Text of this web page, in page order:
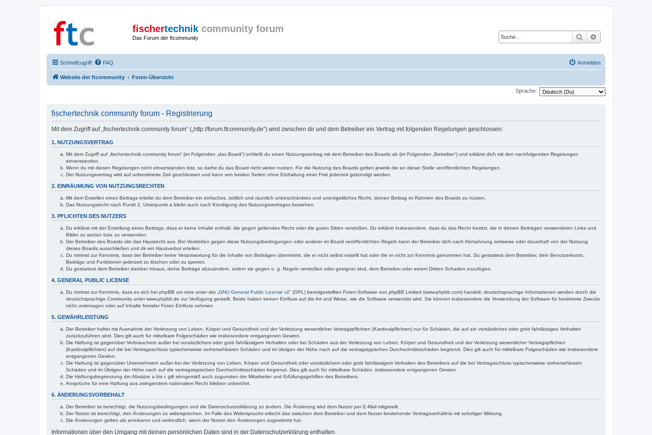
fischertechnik community forum
Das Forum der ftcommunity Suche
Schnellzugriff FAQ Anmelden
Website der ftcommunity Foren-Übersicht
Sprache:
fischertechnik community forum - Registrierung
Mit dem Zugriff auf „fischertechnik community forum“ („http://forum.ftcommunity.de“) wird zwischen dir und dem Betreiber ein Vertrag mit folgenden Regelungen geschlossen:
1. NUTZUNGSVERTRAG
Mit dem Zugriff auf „fischertechnik community forum“ (im Folgenden „das Board“) schließt du einen Nutzungsvertrag mit dem Betreiber des Boards ab (im Folgenden „Betreiber“) und erklärst dich mit den nachfolgenden Regelungen
einverstanden.
Wenn du mit diesen Regelungen nicht einverstanden bist, so darfst du das Board nicht weiter nutzen. Für die Nutzung des Boards gelten jeweils die an dieser Stelle veröffentlichten Regelungen.
Der Nutzungsvertrag wird auf unbestimmte Zeit geschlossen und kann von beiden Seiten ohne Einhaltung einer Frist jederzeit gekündigt werden.
2. EINRÄUMUNG VON NUTZUNGSRECHTEN
Mit dem Erstellen eines Beitrags erteilst du dem Betreiber ein einfaches, zeitlich und räumlich unbeschränktes und unentgeltliches Recht, deinen Beitrag im Rahmen des Boards zu nutzen.
Das Nutzungsrecht nach Punkt 2, Unterpunkt a bleibt auch nach Kündigung des Nutzungsvertrages bestehen.
3. PFLICHTEN DES NUTZERS
Du erklärst mit der Erstellung eines Beitrags, dass er keine Inhalte enthält, die gegen geltendes Recht oder die guten Sitten verstoßen. Du erklärst insbesondere, dass du das Recht besitzt, die in deinen Beiträgen verwendeten Links und
Bilder zu setzen bzw. zu verwenden.
Der Betreiber des Boards übt das Hausrecht aus. Bei Verstößen gegen diese Nutzungsbedingungen oder anderer im Board veröffentlichten Regeln kann der Betreiber dich nach Abmahnung zeitweise oder dauerhaft von der Nutzung
dieses Boards ausschließen und dir ein Hausverbot erteilen.
Du nimmst zur Kenntnis, dass der Betreiber keine Verantwortung für die Inhalte von Beiträgen übernimmt, die er nicht selbst erstellt hat oder die er nicht zur Kenntnis genommen hat. Du gestattest dem Betreiber, dein Benutzerkonto,
Beiträge und Funktionen jederzeit zu löschen oder zu sperren.
Du gestattest dem Betreiber darüber hinaus, deine Beiträge abzuändern, sofern sie gegen o. g. Regeln verstoßen oder geeignet sind, dem Betreiber oder einem Dritten Schaden zuzufügen.
4. GENERAL PUBLIC LICENSE
Du nimmst zur Kenntnis, dass es sich bei phpBB um eine unter der „ GNU General Public License v2“ (GPL) bereitgestellten Foren-Software von phpBB Limited (www.phpbb.com) handelt; deutschsprachige Informationen werden durch die
deutschsprachige Community unter www.phpbb.de zur Verfügung gestellt. Beide haben keinen Einfluss auf die Art und Weise, wie die Software verwendet wird. Sie können insbesondere die Verwendung der Software für bestimmte Zwecke
nicht untersagen oder auf Inhalte fremder Foren Einfluss nehmen.
5. GEWÄHRLEISTUNG
Der Betreiber haftet mit Ausnahme der Verletzung von Leben, Körper und Gesundheit und der Verletzung wesentlicher Vertragspflichten (Kardinalpflichten) nur für Schäden, die auf ein vorsätzliches oder grob fahrlässiges Verhalten
zurückzuführen sind. Dies gilt auch für mittelbare Folgeschäden wie insbesondere entgangenen Gewinn.
Die Haftung ist gegenüber Verbrauchern außer bei vorsätzlichem oder grob fahrlässigem Verhalten oder bei Schäden aus der Verletzung von Leben, Körper und Gesundheit und der Verletzung wesentlicher Vertragspflichten
(Kardinalpflichten) auf die bei Vertragsschluss typischerweise vorhersehbaren Schäden und im übrigen der Höhe nach auf die vertragstypischen Durchschnittsschäden begrenzt. Dies gilt auch für mittelbare Folgeschäden wie insbesondere
entgangenen Gewinn.
Die Haftung ist gegenüber Unternehmern außer bei der Verletzung von Leben, Körper und Gesundheit oder vorsätzlichem oder grob fahrlässigem Verhalten des Betreibers auf die bei Vertragsschluss typischerweise vorhersehbaren
Schäden und im Übrigen der Höhe nach auf die vertragstypischen Durchschnittsschäden begrenzt. Dies gilt auch für mittelbare Schäden, insbesondere entgangenen Gewinn.
Die Haftungsbegrenzung der Absätze a bis c gilt sinngemäß auch zugunsten der Mitarbeiter und Erfüllungsgehilfen des Betreibers.
Ansprüche für eine Haftung aus zwingendem nationalem Recht bleiben unberührt.
6. ÄNDERUNGSVORBEHALT
Der Betreiber ist berechtigt, die Nutzungsbedingungen und die Datenschutzerklärung zu ändern. Die Änderung wird dem Nutzer per E-Mail mitgeteilt.
Der Nutzer ist berechtigt, den Änderungen zu widersprechen. Im Falle des Widerspruchs erlischt das zwischen dem Betreiber und dem Nutzer bestehende Vertragsverhältnis mit sofortiger Wirkung.
Die Änderungen gelten als anerkannt und verbindlich, wenn der Nutzer den Änderungen zugestimmt hat.
Informationen über den Umgang mit deinen persönlichen Daten sind in der Datenschutzerklärung enthalten.